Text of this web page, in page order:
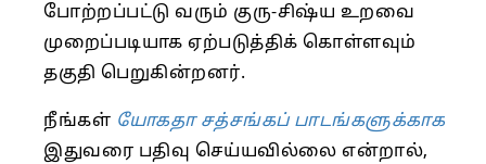
போற்றப்பட்டு வரும் குரு-சிஷ்ய உறவை
முறைப்படியாக ஏற்படுத்திக் கொள்ளவும்
தகுதி பெறுகின்றனர்.
நீங்கள் யோகதா சத்சங்கப் பாடங்களுக்காக
இதுவரை பதிவு செய்யவில்லை என்றால்,